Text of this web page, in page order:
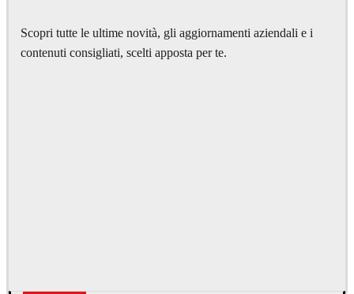
Scopri tutte le ultime novità, gli aggiornamenti aziendali e i
contenuti consigliati, scelti apposta per te.